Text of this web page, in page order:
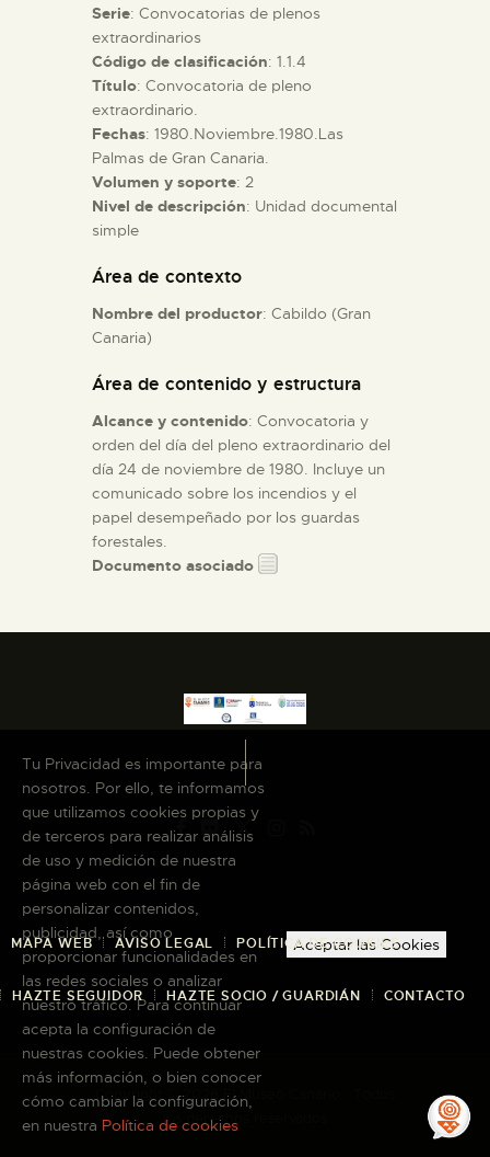
EL MUSEO
COLECCIONES
DIDÁCTICA
ESPAÑOL
Serie: Convocatorias de plenos
extraordinarios
Código de clasificación: 1.1.4
Título: Convocatoria de pleno
extraordinario.
Fechas: 1980.Noviembre.1980.Las
Palmas de Gran Canaria.
Volumen y soporte: 2
Nivel de descripción: Unidad documental
simple
Área de contexto
Nombre del productor: Cabildo (Gran
Canaria)
Área de contenido y estructura
Alcance y contenido: Convocatoria y
orden del día del pleno extraordinario del
día 24 de noviembre de 1980. Incluye un
comunicado sobre los incendios y el
papel desempeñado por los guardas
forestales.
Documento asociado
MAPA WEB AVISO LEGAL POLÍTICA DE COOKIES
HAZTE SEGUIDOR HAZTE SOCIO / GUARDIÁN CONTACTO
Copyright © 2026 El Museo Canario · Todos
los derechos reservados
Tu Privacidad es importante para
nosotros. Por ello, te informamos
que utilizamos cookies propias y
de terceros para realizar análisis
de uso y medición de nuestra
página web con el fin de
personalizar contenidos,
publicidad, así como
proporcionar funcionalidades en
las redes sociales o analizar
nuestro tráfico. Para continuar
acepta la configuración de
nuestras cookies. Puede obtener
más información, o bien conocer
cómo cambiar la configuración,
en nuestra Política de cookies
Aceptar las Cookies